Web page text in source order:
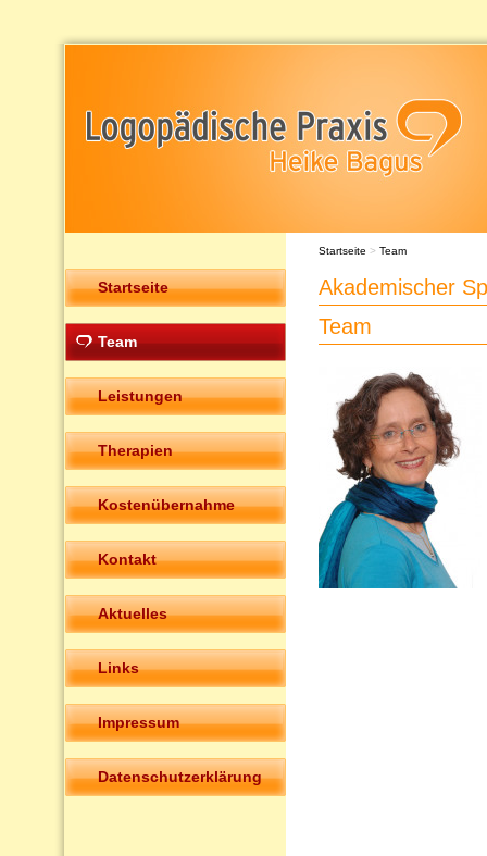
Startseite
Team
Leistungen
Therapien
Kostenübernahme
Kontakt
Aktuelles
Links
Impressum
Datenschutzerklärung
Startseite > Team
Akademischer
Team